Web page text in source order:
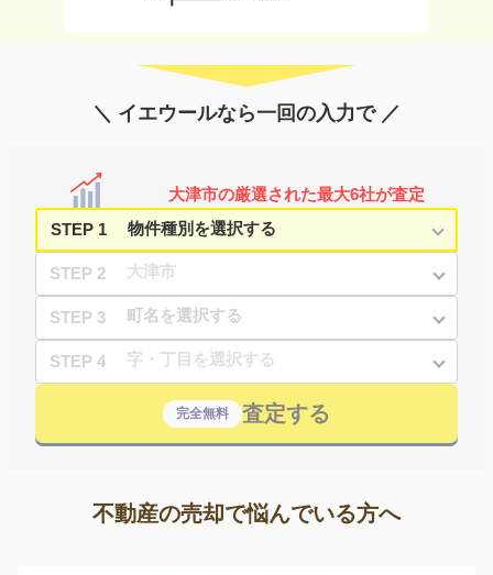
＼ イエウールなら一回の入力で ／
大津市の厳選された最大6社が査定
STEP 1
STEP 2
STEP 3
STEP 4
完全無料 査定する
不動産の売却で悩んでいる方へ